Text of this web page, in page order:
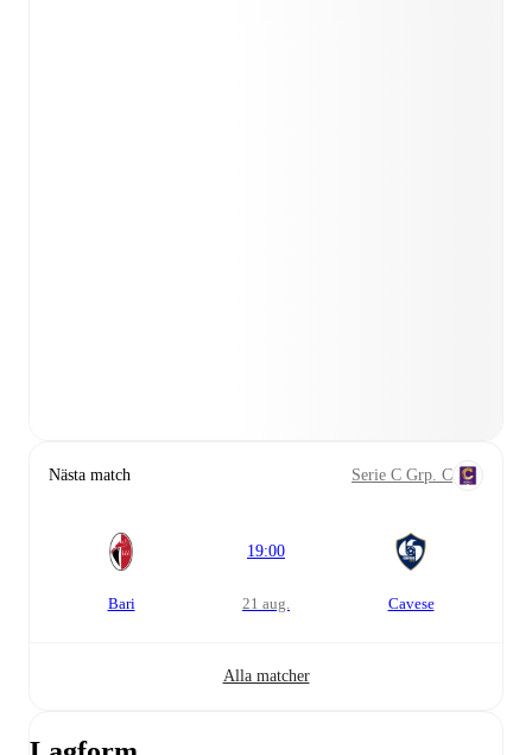
Nästa match Serie C Grp. C
Bari
19:00
21 aug. Cavese
Alla matcher